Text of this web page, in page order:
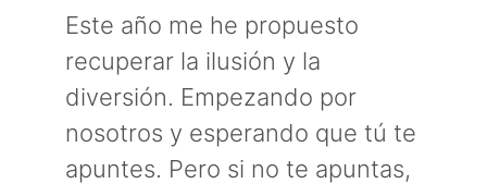
Este año me he propuesto
recuperar la ilusión y la
diversión. Empezando por
nosotros y esperando que tú te
apuntes. Pero si no te apuntas,